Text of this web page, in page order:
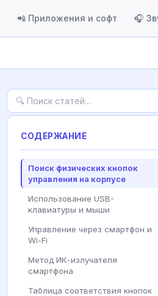
📲 Приложения и софт 🎧
СОДЕРЖАНИЕ
Поиск физических кнопок
управления на корпусе
Использование USB-
клавиатуры и мыши
Управление через смартфон и
Wi-Fi
Метод ИК-излучателя
смартфона
Таблица соответствия кнопок